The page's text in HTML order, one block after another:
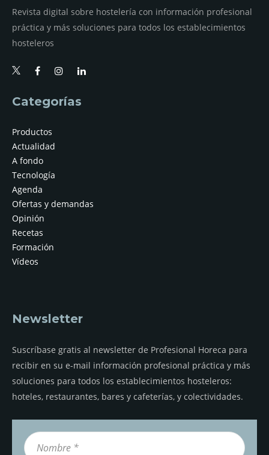
Revista digital sobre hostelería con información profesional
práctica y más soluciones para todos los establecimientos
hosteleros
Categorías
Productos
Actualidad
A fondo
Tecnología
Agenda
Ofertas y demandas
Opinión
Recetas
Formación
Vídeos
Newsletter
Suscríbase gratis al newsletter de Profesional Horeca para
recibir en su e-mail información profesional práctica y más
soluciones para todos los establecimientos hosteleros:
hoteles, restaurantes, bares y cafeterías, y colectividades.